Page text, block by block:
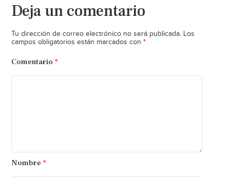
Deja un comentario
Tu dirección de correo electrónico no será publicada. Los
campos obligatorios están marcados con *
Comentario *
Nombre *